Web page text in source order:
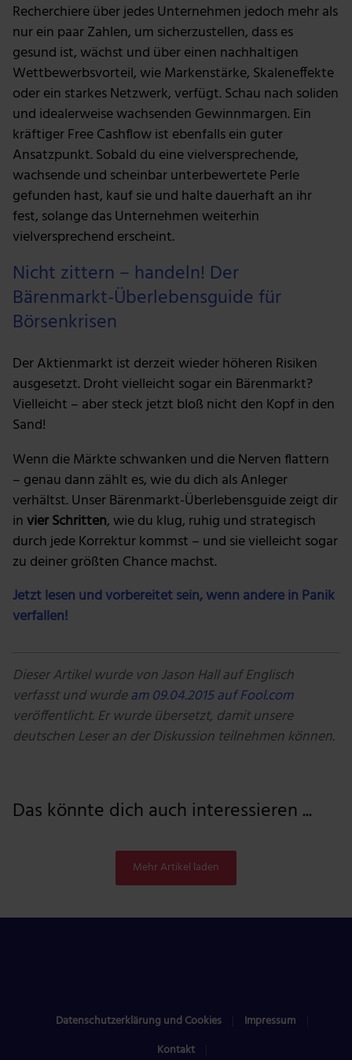
Recherchiere über jedes Unternehmen jedoch mehr als
nur ein paar Zahlen, um sicherzustellen, dass es
gesund ist, wächst und über einen nachhaltigen
Wettbewerbsvorteil, wie Markenstärke, Skaleneffekte
oder ein starkes Netzwerk, verfügt. Schau nach soliden
und idealerweise wachsenden Gewinnmargen. Ein
kräftiger Free Cashflow ist ebenfalls ein guter
Ansatzpunkt. Sobald du eine vielversprechende,
wachsende und scheinbar unterbewertete Perle
gefunden hast, kauf sie und halte dauerhaft an ihr
fest, solange das Unternehmen weiterhin
vielversprechend erscheint.
Nicht zittern – handeln! Der
Bärenmarkt-Überlebensguide für
Börsenkrisen
Der Aktienmarkt ist derzeit wieder höheren Risiken
ausgesetzt. Droht vielleicht sogar ein Bärenmarkt?
Vielleicht – aber steck jetzt bloß nicht den Kopf in den
Sand!
Wenn die Märkte schwanken und die Nerven flattern
– genau dann zählt es, wie du dich als Anleger
verhältst. Unser Bärenmarkt-Überlebensguide zeigt dir
invier Schritten, wie du klug, ruhig und strategisch
durch jede Korrektur kommst – und sie vielleicht sogar
zu deiner größten Chance machst.
Jetzt lesen und vorbereitet sein, wenn andere in Panik
verfallen!
Dieser Artikel wurde von Jason Hall auf Englisch
verfasst und wurdeam 09.04.2015 auf Fool.com
veröffentlicht. Er wurde übersetzt, damit unsere
deutschen Leser an der Diskussion teilnehmen können.
Das könnte dich auch interessieren ...
Mehr Artikel laden
Datenschutzerklärung und Cookies
Impressum
Kontakt